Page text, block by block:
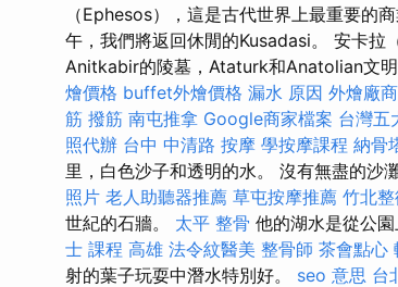
（Ephesos），這是古代世界上最重要的
午，我們將返回休閒的Kusadasi。 安卡拉
Anitkabir的陵墓，Ataturk和Anatolian文明
燴價格 buffet外燴價格 漏水 原因 外燴廠商
筋 撥筋 南屯推拿 Google商家檔案 台灣五
照代辦 台中 中清路 按摩 學按摩課程 納骨
里，白色沙子和透明的水。 沒有無盡的沙
照片 老人助聽器推薦 草屯按摩推薦 竹北
世紀的石牆。 太平 整骨 他的湖水是從公
士 課程 高雄 法令紋醫美 整骨師 茶會點心
射的葉子玩耍中潛水特別好。 seo 意思 台